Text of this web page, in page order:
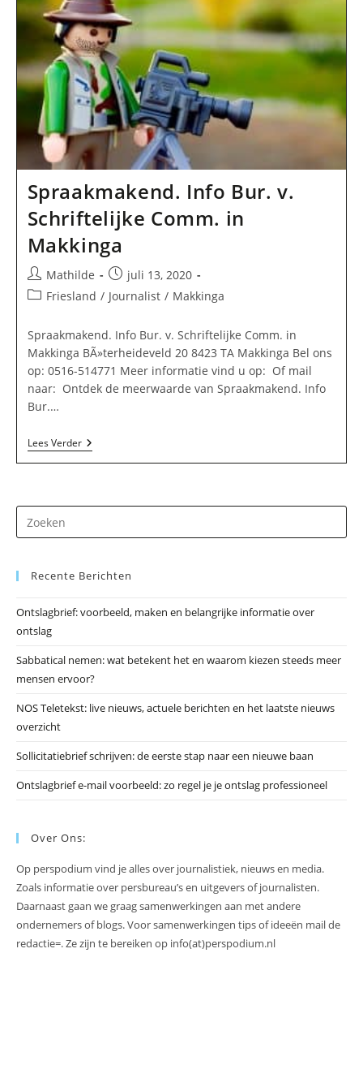
Spraakmakend. Info Bur. v.
Schriftelijke Comm. in
Makkinga
Bericht
auteur:
Mathilde
Bericht
gepubliceerd
op:
juli 13, 2020
Berichtcategorie:
Friesland / Journalist / Makkinga
Spraakmakend. Info Bur. v. Schriftelijke Comm. in
Makkinga BÃ»terheideveld 20 8423 TA Makkinga Bel ons
op: 0516-514771 Meer informatie vind u op: Of mail
naar: Ontdek de meerwaarde van Spraakmakend. Info
Bur.…
Lees VerderSpraakmakend.
Info
Bur.
Comm.
Makkinga
op
Recente Berichten
Ontslagbrief: voorbeeld, maken en belangrijke informatie over
ontslag
Sabbatical nemen: wat betekent het en waarom kiezen steeds meer
mensen ervoor?
NOS Teletekst: live nieuws, actuele berichten en het laatste nieuws
overzicht
Sollicitatiebrief schrijven: de eerste stap naar een nieuwe baan
Ontslagbrief e-mail voorbeeld: zo regel je je ontslag professioneel
Over Ons:
Op perspodium vind je alles over journalistiek, nieuws en media.
Zoals informatie over persbureau’s en uitgevers of journalisten.
Daarnaast gaan we graag samenwerkingen aan met andere
ondernemers of blogs. Voor samenwerkingen tips of ideeën mail de
redactie=. Ze zijn te bereiken op info(at)perspodium.nl